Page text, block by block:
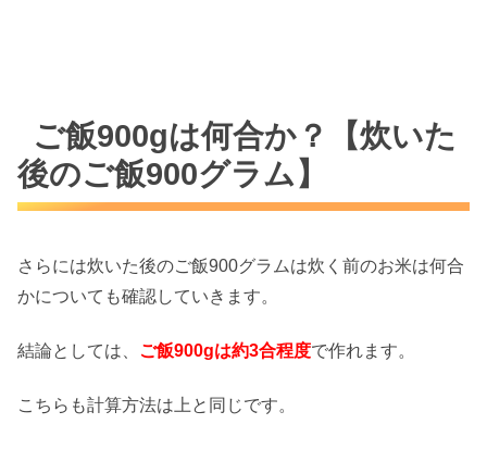
ご飯900gは何合か？【炊いた
後のご飯900グラム】
さらには炊いた後のご飯900グラムは炊く前のお米は何合
かについても確認していきます。
結論としては、 ご飯900gは約3合程度で作れます。
こちらも計算方法は上と同じです。